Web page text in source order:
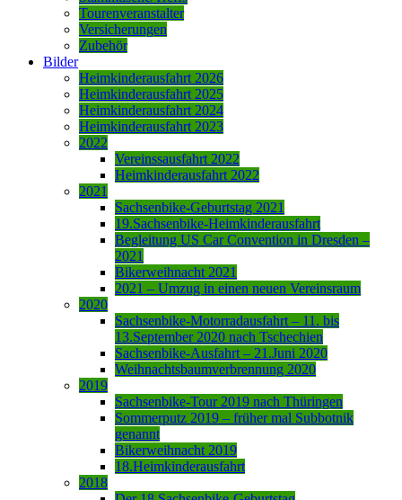
Tourenveranstalter
Versicherungen
Zubehör
Bilder
Heimkinderausfahrt 2026
Heimkinderausfahrt 2025
Heimkinderausfahrt 2024
Heimkinderausfahrt 2023
2022
Vereinssausfahrt 2022
Heimkinderausfahrt 2022
2021
Sachsenbike-Geburtstag 2021
19.Sachsenbike-Heimkinderausfahrt
Begleitung US Car Convention in Dresden –
2021
Bikerweihnacht 2021
2021 – Umzug in einen neuen Vereinsraum
2020
Sachsenbike-Motorradausfahrt – 11. bis
13.September 2020 nach Tschechien
Sachsenbike-Ausfahrt – 21.Juni 2020
Weihnachtsbaumverbrennung 2020
2019
Sachsenbike-Tour 2019 nach Thüringen
Sommerputz 2019 – früher mal Subbotnik
genannt
Bikerweihnacht 2019
18.Heimkinderausfahrt
2018